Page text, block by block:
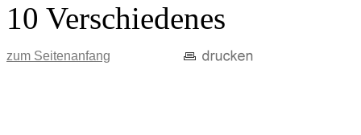
10 Verschiedenes
zum Seitenanfang